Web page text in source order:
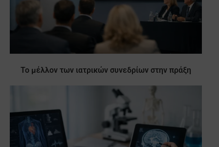
Το μέλλον των ιατρικών συνεδρίων στην πράξη